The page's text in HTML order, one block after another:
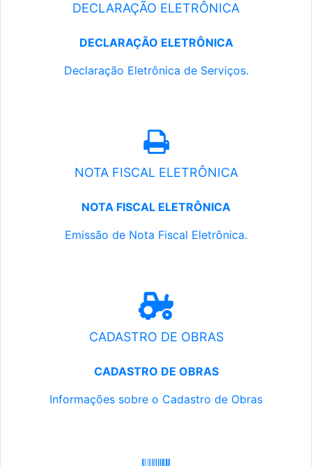
DECLARAÇÃO ELETRÔNICA
DECLARAÇÃO ELETRÔNICA
Declaração Eletrônica de Serviços.
NOTA FISCAL ELETRÔNICA
NOTA FISCAL ELETRÔNICA
Emissão de Nota Fiscal Eletrônica.
CADASTRO DE OBRAS
CADASTRO DE OBRAS
Informações sobre o Cadastro de Obras